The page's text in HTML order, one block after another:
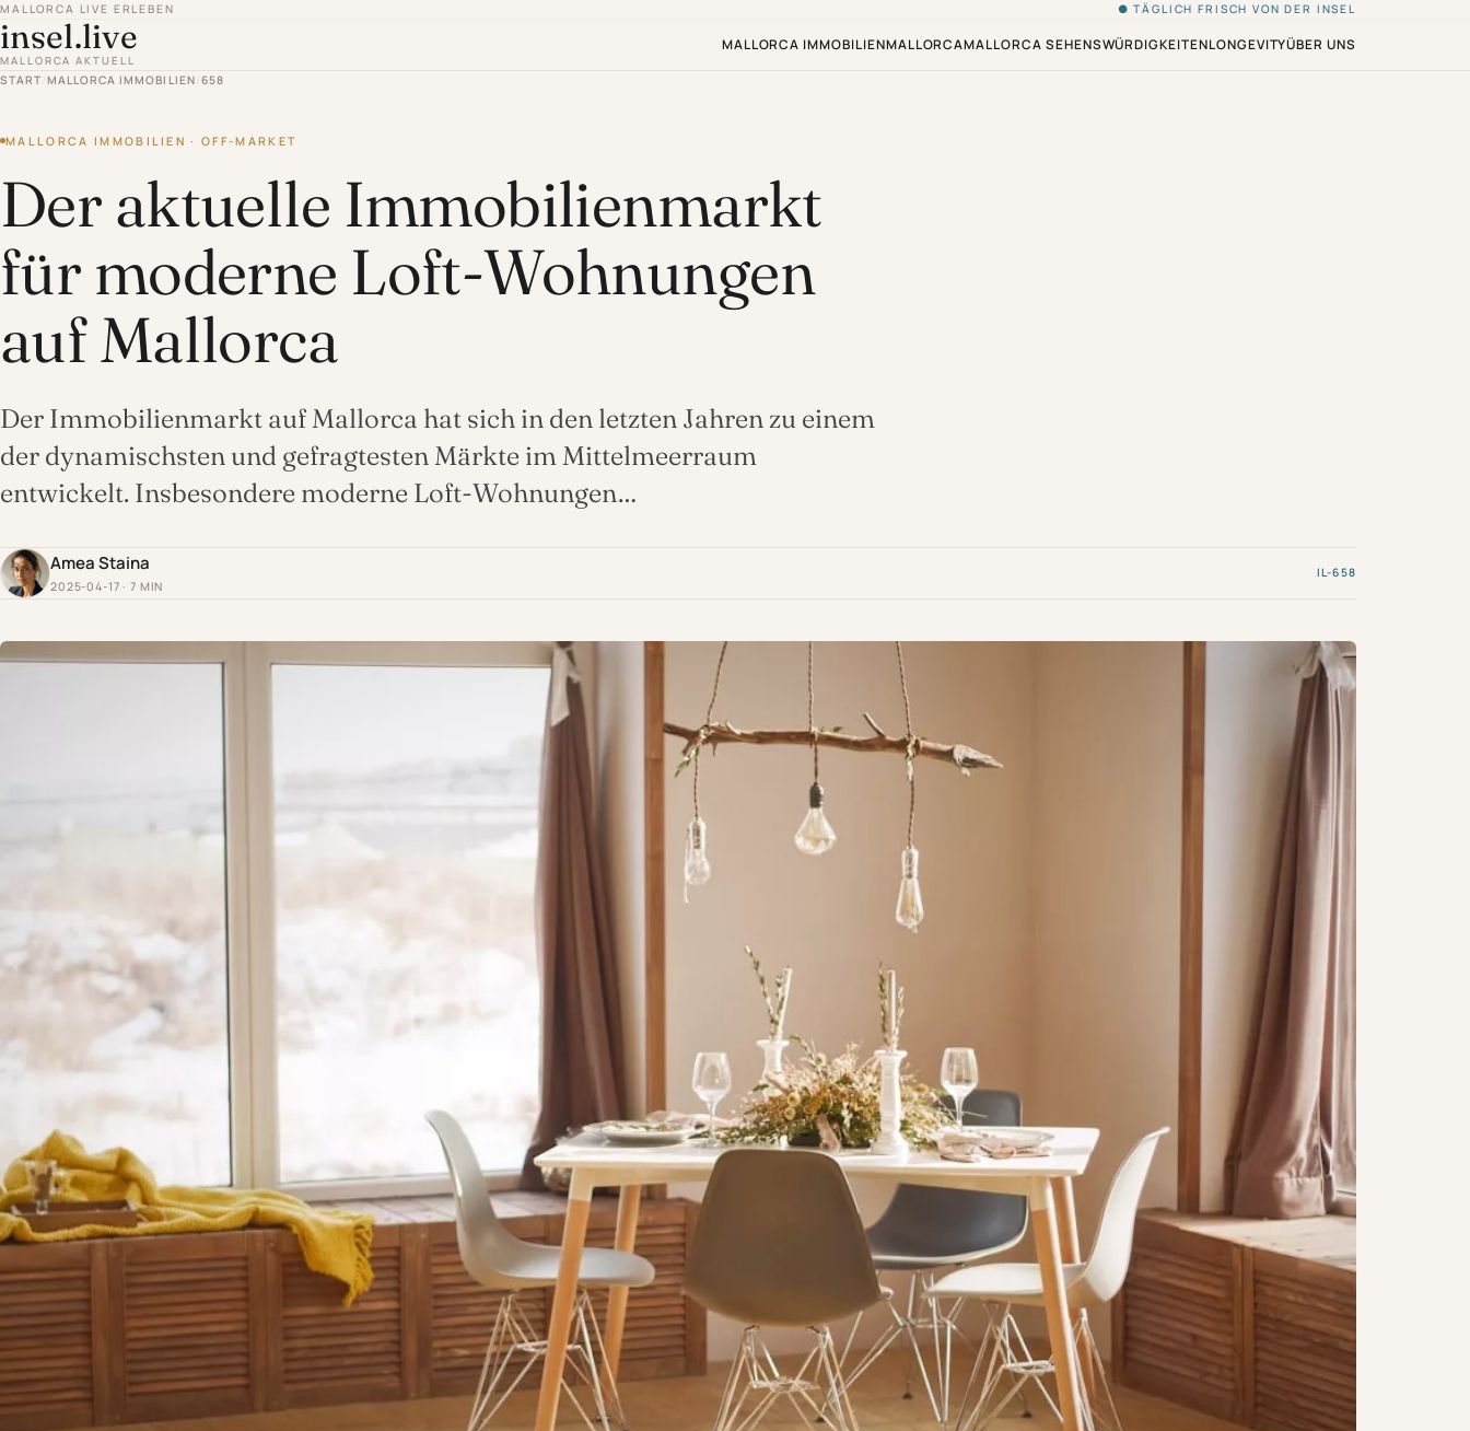
MALLORCA LIVE ERLEBEN ● TÄGLICH FRISCH VON DER INSEL
insel.live
MALLORCA AKTUELL
MALLORCA IMMOBILIENMALLORCAMALLORCA SEHENSWÜRDIGKEITENLONGEVITYÜBER UNS
START /MALLORCA IMMOBILIEN 658
MALLORCA IMMOBILIEN · OFF-MARKET
Der aktuelle Immobilienmarkt
für moderne Loft-Wohnungen
auf Mallorca
Der Immobilienmarkt auf Mallorca hat sich in den letzten Jahren zu einem
der dynamischsten und gefragtesten Märkte im Mittelmeerraum
entwickelt. Insbesondere moderne Loft-Wohnungen…
Amea Staina
2025-04-17 · 7 MIN
IL-658